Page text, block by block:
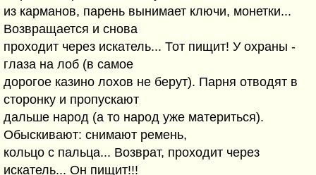
из карманов, парень вынимает ключи, монетки...
Возвращается и снова
проходит через искатель... Тот пищит! У охраны -
глаза на лоб (в самое
дорогое казино лохов не берут). Парня отводят в
сторонку и пропускают
дальше народ (а то народ уже материться).
Обыскивают: снимают ремень,
кольцо с пальца... Возврат, проходит через
искатель... Он пищит!!!